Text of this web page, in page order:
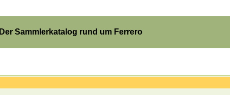
Der Sammlerkatalog rund um Ferrero